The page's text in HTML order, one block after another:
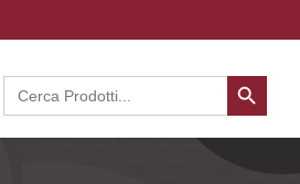
Search
for:
Search Button